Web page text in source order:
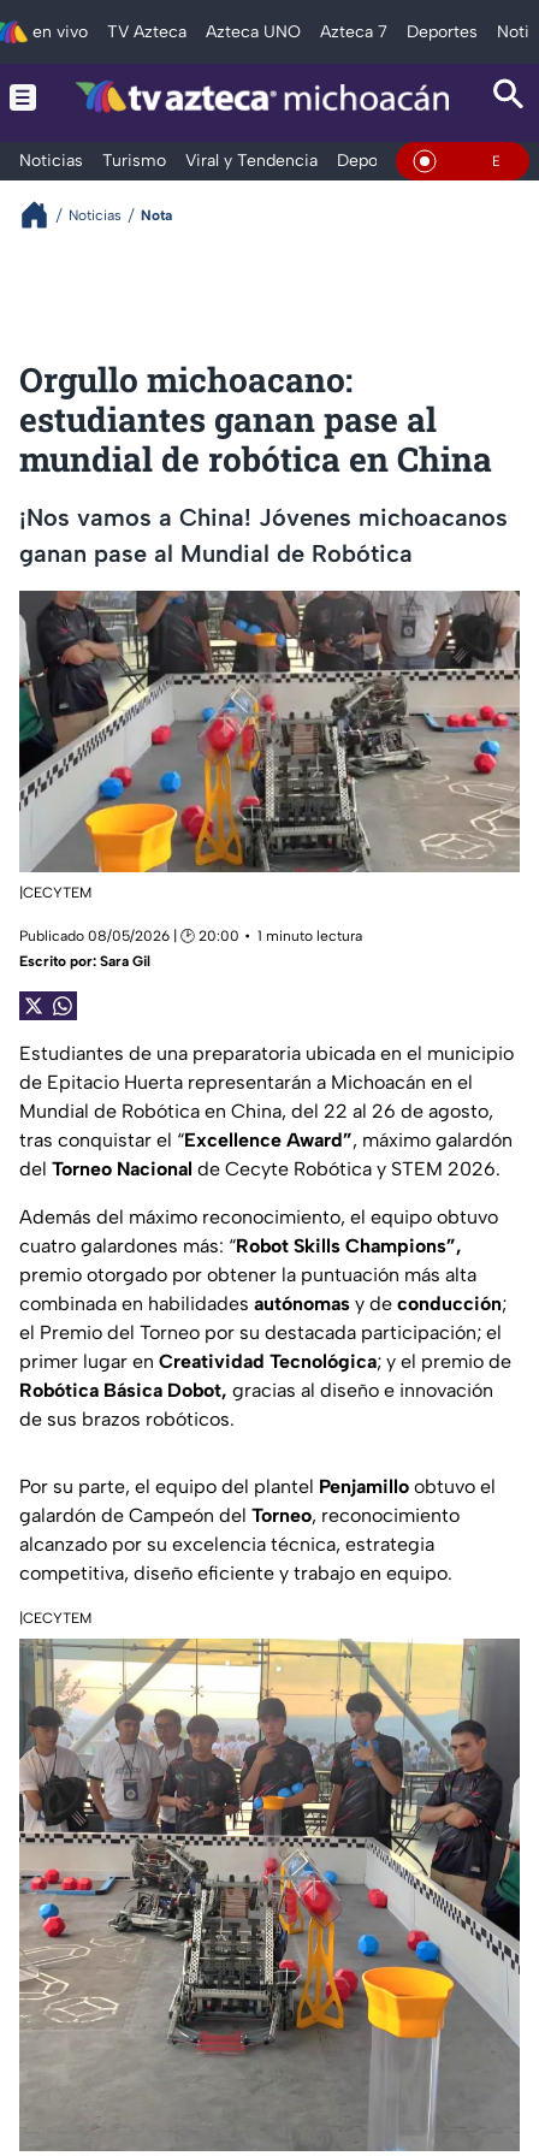
en vivo TV Azteca Azteca UNO Azteca 7 Deportes
Noticias Turismo Viral y Tendencia Deportes Espectáculos
En Vivo
Noticias Nota
Orgullo michoacano:
estudiantes ganan pase al
mundial de robótica en China
¡Nos vamos a China! Jóvenes michoacanos
ganan pase al Mundial de Robótica
|CECYTEM
Publicado 08/05/2026 | 🕑 20:00
1 minuto lectura
Escrito por: Sara Gil
Estudiantes de una preparatoria ubicada en el municipio
de Epitacio Huerta representarán a Michoacán en el
Mundial de Robótica en China, del 22 al 26 de agosto,
tras conquistar el “Excellence Award”, máximo galardón
del Torneo Nacional de Cecyte Robótica y STEM 2026.
Además del máximo reconocimiento, el equipo obtuvo
cuatro galardones más: “Robot Skills Champions”,
premio otorgado por obtener la puntuación más alta
combinada en habilidades autónomas y de conducción;
el Premio del Torneo por su destacada participación; el
primer lugar en Creatividad Tecnológica; y el premio de
Robótica Básica Dobot, gracias al diseño e innovación
de sus brazos robóticos.
Por su parte, el equipo del plantel Penjamillo obtuvo el
galardón de Campeón del Torneo, reconocimiento
alcanzado por su excelencia técnica, estrategia
competitiva, diseño eficiente y trabajo en equipo.
|CECYTEM